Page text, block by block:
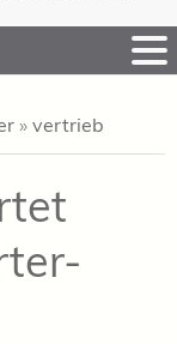
» vertrieb